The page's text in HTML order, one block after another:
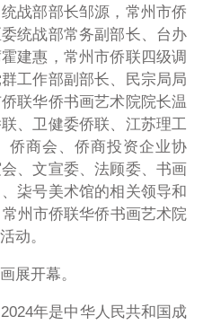
战部部长邹源，常州市侨
统战部常务副部长、台办
建惠，常州市侨联四级调
工作部副部长、民宗局局
联华侨书画艺术院院长温
、卫健委侨联、江苏理工
侨商会、侨商投资企业协
、文宣委、法顾委、书画
柒号美术馆的相关领导和
州市侨联华侨书画艺术院
动。
展开幕。
2024年是中华人民共和国成